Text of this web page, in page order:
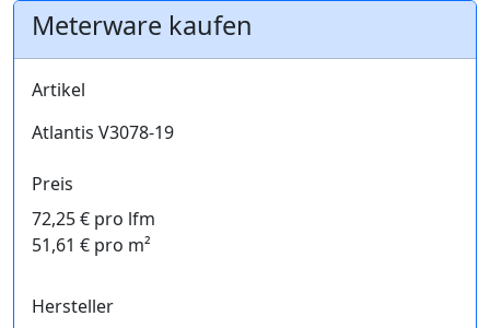
Meterware kaufen
Artikel
Atlantis V3078-19
Preis
72,25 € pro lfm
51,61 € pro m²
Hersteller